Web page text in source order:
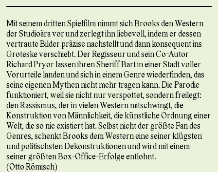
Mit seinem dritten Spielfilm nimmt sich Brooks den Western
der Studioära vor und zerlegt ihn liebevoll, indem er dessen
vertraute Bilder präzise nachstellt und dann konsequent ins
Groteske verschiebt. Der Regisseur und sein Co-Autor
Richard Pryor lassen ihren Sheriff Bart in einer Stadt voller
Vorurteile landen und sich in einem Genre wiederfinden, das
seine eigenen Mythen nicht mehr tragen kann. Die Parodie
funktioniert, weil sie nicht nur verspottet, sondern freilegt:
den Rassismus, der in vielen Western mitschwingt, die
Konstruktion von Männlichkeit, die künstliche Ordnung einer
Welt, die so nie existiert hat. Selbst nicht der größte Fan des
Genres, schenkt Brooks dem Western eine seiner klügsten
und politischsten Dekonstruktionen und wird mit einem
seiner größten Box-Office-Erfolge entlohnt.
(Otto Römisch)